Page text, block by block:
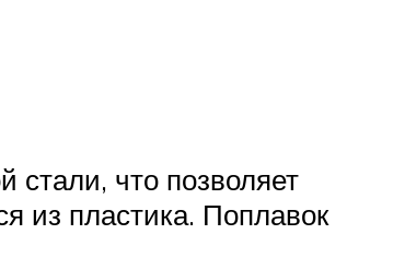
стали, что позволяет
из пластика. Поплавок